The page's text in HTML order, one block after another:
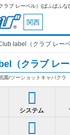
ふぱふなび)
関西
label（クラブ レーベ
（クラブ レー
園/ツーショットキャバクラ
システム